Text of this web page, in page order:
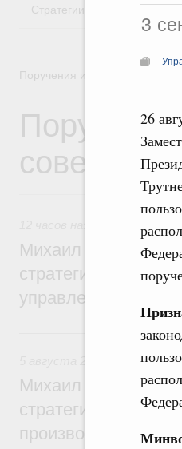
3
26
Стратегии
Поручения и их выполнение
Михаил Мишустин
стратегической
управления
Вопросы
Михаил Мишустин
стратегической